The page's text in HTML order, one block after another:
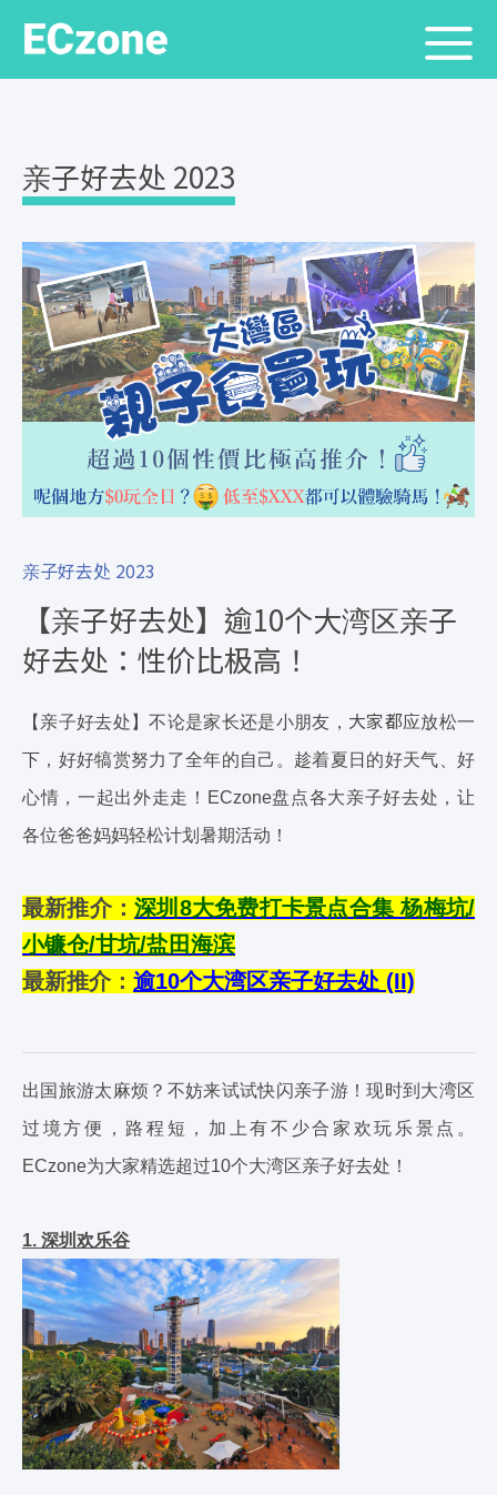
亲子好去处 2023
亲子好去处 2023
【亲子好去处】逾10个大湾区亲子
好去处：性价比极高！
【亲子好去处】不论是家长还是小朋友， 大家都应放松一
下，好好犒赏努力了全年的自己。趁着夏日的好天气、好
心情，一起出外走走！ECzone盘点各大亲子好去处，让
各位爸爸妈妈轻松计划暑期活动！
最新推介：深圳8大免费打卡景点合集 杨梅坑/
小镰仓/甘坑/盐田海滨
最新推介： 逾10个大湾区亲子好去处 (II)
出国旅游太麻烦？不妨来试试快闪亲子游！现时到大湾区
过境方便，路程短，加上有不少合家欢玩乐景点。
ECzone为大家精选超过10个大湾区亲子好去处！
1. 深圳欢乐谷